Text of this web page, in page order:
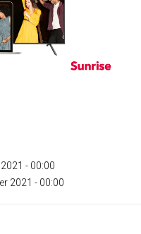
- 00:00
2021 - 00:00